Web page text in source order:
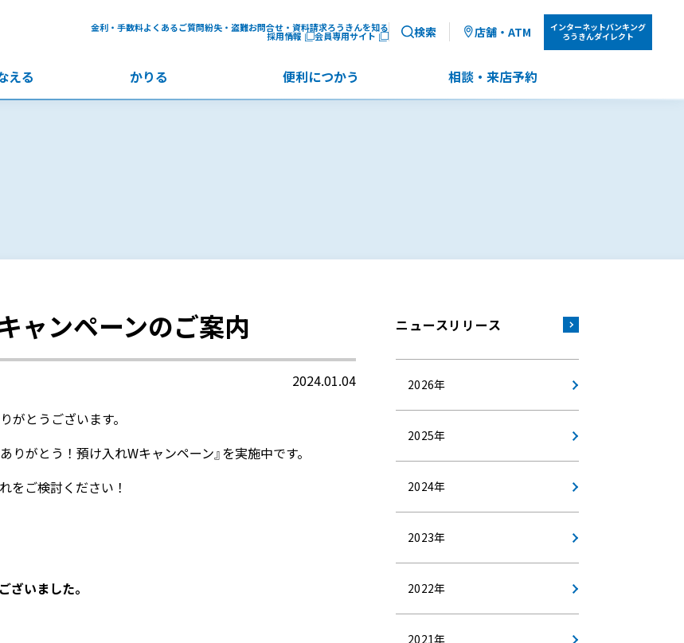
金利・手数料よくあるご質問紛失・盗難お問合せ・資料請求ろうきんを知る
採用情報 会員専用サイト 検索 店舗・ATM インターネットバンキング
ろうきんダイレクト
える かりる 便利につかう 相談・来店予約
ャンペーンのご案内
2024.01.04
がとうございます。
りがとう！預け入れWキャンペーン』を実施中です。
をご検討ください！
ざいました。
ニュースリリース
2026年
2025年
2024年
2023年
2022年
2021年